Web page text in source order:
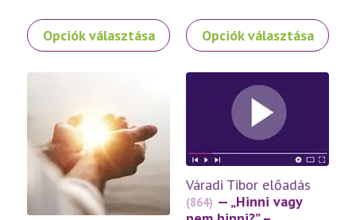
Opciók választása
Ennek
a
van.
változatok
termékoldalon
választhatók
Opciók választása
Ennek
a
variációja
változatok
termékoldalon
választhatók
Váradi Tibor előadás
(864) — „Hinni vagy